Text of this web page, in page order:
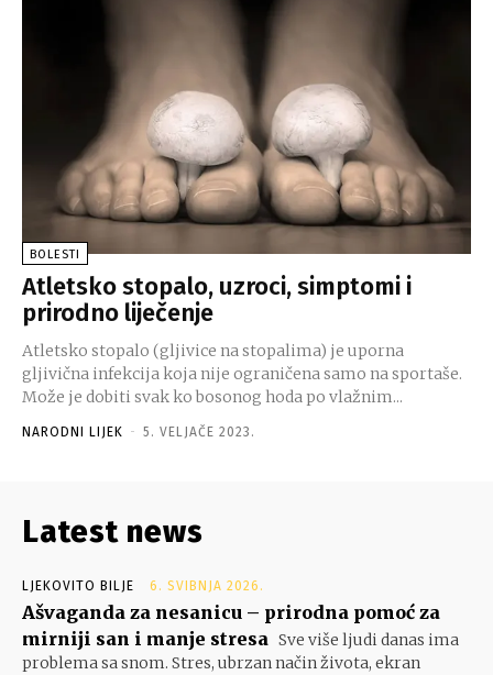
BOLESTI
Atletsko stopalo, uzroci, simptomi i
prirodno liječenje
Atletsko stopalo (gljivice na stopalima) je uporna
gljivična infekcija koja nije ograničena samo na sportaše.
Može je dobiti svak ko bosonog hoda po vlažnim...
NARODNI LIJEK - 5. VELJAČE 2023.
Latest news
LJEKOVITO BILJE 6. SVIBNJA 2026.
Ašvaganda za nesanicu – prirodna pomoć za
mirniji san i manje stresa Sve više ljudi danas ima
problema sa snom. Stres, ubrzan način života, ekran